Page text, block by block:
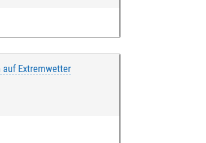
auf Extremwetter